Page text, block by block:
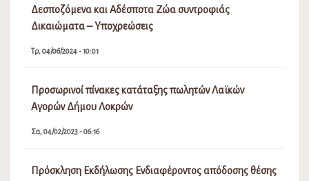
Δεσποζόμενα και Αδέσποτα Ζώα συντροφιάς
Δικαιώματα – Υποχρεώσεις
Τρ, 04/06/2024 - 10:01
Προσωρινοί πίνακες κατάταξης πωλητών Λαϊκών
Αγορών Δήμου Λοκρών
Σα, 04/02/2023 - 06:16
Πρόσκληση Εκδήλωσης Ενδιαφέροντος απόδοσης θέσης